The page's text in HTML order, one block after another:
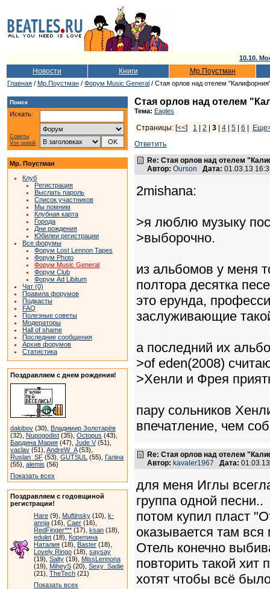
10.10.
Новости Книги Мр.Поустман
Главная / Мр.Поустман / Форум Music General / Стая орлов над отелем
Поиск
Искать:
Советы
Vox populi
Мр. Поустман
Клуб
Регистрация
Выслать пароль
Список участников
Мы помним
Клубная карта
Города
Дни рождения
Юбилеи регистрации
Все форумы
Форум Lost Lennon Tapes
Форум Photo
Форум Music General
Форум Club
Форум Ad Libitum
Чат (0)
Правила форумов
Подкасты
FAQ
Полезные советы
Модераторы
Hall of shame
Последние сообщения
Архив форумов
Статистика
Поздравляем с днем рождения!
dalobov (30), Владимир Золотарёв
(32), Nupogodist (35), Octopus (43),
Бардина Мария (47), Jude V(51),
vaclav (51), AndreW_A(53),
Ruslan_SF (53), GUTSUL (55), Галіна
(55), alemis (56)
Показать всех
Поздравляем с годовщиной
регистрации!
Hare (9), Muftinsky (10), k-
annja (16), Caer (16),
RedFinger*** (17), ksan (18),
edulet (18), Корепина
Наталия (18), Baster (18),
Lovely Ringo (18), saysay
(19), Salty (19), MissLennona
(19), MiheyS (20), Sexy_Sadie
(21), TheTech (21)
Показать всех
Стая орлов над отелем
Тема: Eagles
Страницы: [<<] 1 2 3 4 5 6
Ответить
Re: Стая орлов над отелем
Автор: Ourson Дата: 01.03.13
2mishana:
>я люблю музыку
>выборочно.
из альбомов у меня
полтора десятка
это ерунда,
заслуживающие
а последний их
>of eden(2008)
>Хенли и Фрея
пару сольников
впечатление, чем
Re: Стая орлов над отелем
Автор: kavaler1967 Дата:
для меня Иглы
группа одной песни..
потом купил пласт
оказывается там
Отель конечно
повторить такой хит
хотят чтобы всё